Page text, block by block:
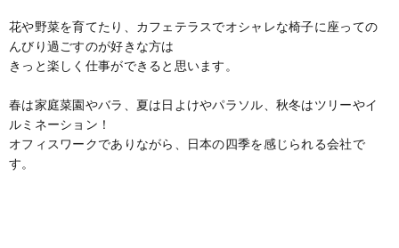
花や野菜を育てたり、カフェテラスでオシャレな椅子に座っての
んびり過ごすのが好きな方は
きっと楽しく仕事ができると思います。
春は家庭菜園やバラ、夏は日よけやパラソル、秋冬はツリーやイ
ルミネーション！
オフィスワークでありながら、日本の四季を感じられる会社で
す。